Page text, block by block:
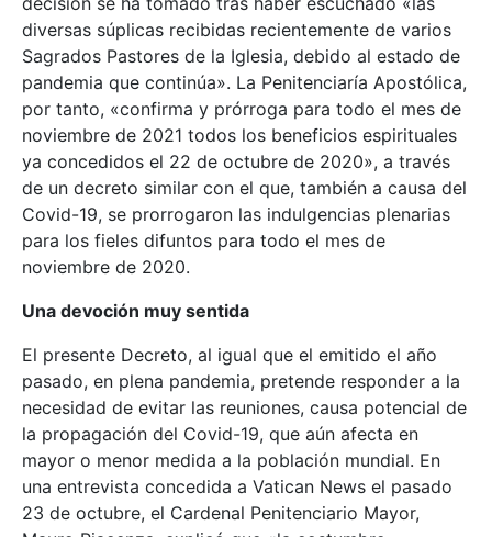
diversas súplicas recibidas recientemente de varios
Sagrados Pastores de la Iglesia, debido al estado de
pandemia que continúa». La Penitenciaría Apostólica,
por tanto, «confirma y prórroga para todo el mes de
noviembre de 2021 todos los beneficios espirituales
ya concedidos el 22 de octubre de 2020», a través
de un decreto similar con el que, también a causa del
Covid-19, se prorrogaron las indulgencias plenarias
para los fieles difuntos para todo el mes de
noviembre de 2020.
Una devoción muy sentida
El presente Decreto, al igual que el emitido el año
pasado, en plena pandemia, pretende responder a la
necesidad de evitar las reuniones, causa potencial de
la propagación del Covid-19, que aún afecta en
mayor o menor medida a la población mundial. En
una entrevista concedida a Vatican News el pasado
23 de octubre, el Cardenal Penitenciario Mayor,